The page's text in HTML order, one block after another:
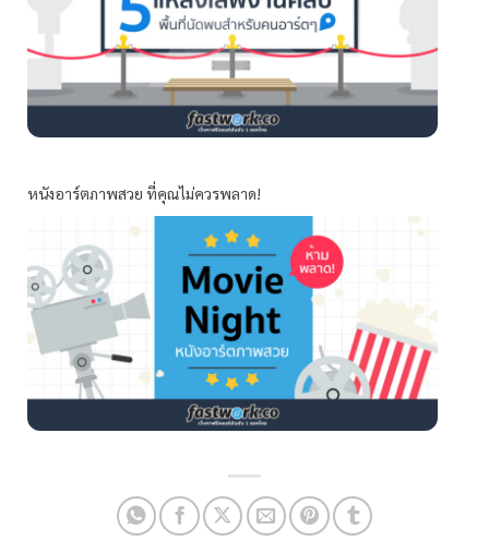
หนังอาร์ตภาพสวย ที่คุณไม่ควรพลาด!